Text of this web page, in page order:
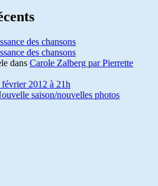
des chansons
des chansons
dans Carole Zalberg par Pierrette
2012 à 21h
saison/nouvelles photos